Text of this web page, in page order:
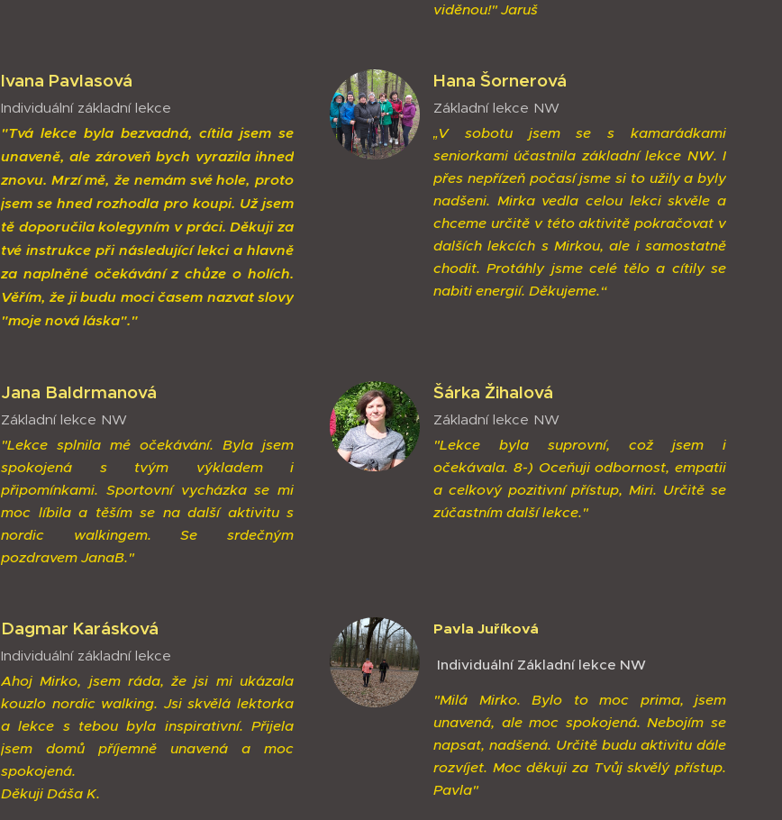
viděnou!" Jaruš
Ivana Pavlasová
Individuální základní lekce
"Tvá lekce byla bezvadná, cítila jsem se
unaveně, ale zároveň bych vyrazila ihned
znovu. Mrzí mě, že nemám své hole, proto
jsem se hned rozhodla pro koupi. Už jsem
tě doporučila kolegyním v práci. Děkuji za
tvé instrukce při následující lekci a hlavně
za naplněné očekávání z chůze o holích.
Věřím, že ji budu moci časem nazvat slovy
"moje nová láska"."
Hana Šornerová
Základní lekce NW
„V sobotu jsem se s kamarádkami
seniorkami účastnila základní lekce NW. I
přes nepřízeň počasí jsme si to užily a byly
nadšeni. Mirka vedla celou lekci skvěle a
chceme určitě v této aktivitě pokračovat v
dalších lekcích s Mirkou, ale i samostatně
chodit. Protáhly jsme celé tělo a cítily se
nabiti energií. Děkujeme.“
Jana Baldrmanová
Základní lekce NW
"Lekce splnila mé očekávání. Byla jsem
spokojená s tvým výkladem i
připomínkami. Sportovní vycházka se mi
moc líbila a těším se na další aktivitu s
nordic walkingem. Se srdečným
pozdravem JanaB."
Šárka Žihalová
Základní lekce NW
"Lekce byla suprovní, což jsem i
očekávala. 8-) Oceňuji odbornost, empatii
a celkový pozitivní přístup, Miri. Určitě se
zúčastním další lekce."
Dagmar Karásková
Individuální základní lekce
Ahoj Mirko, jsem ráda, že jsi mi ukázala
kouzlo nordic walking. Jsi skvělá lektorka
a lekce s tebou byla inspirativní. Přijela
jsem domů příjemně unavená a moc
spokojená.
Děkuji Dáša K.
Pavla Juříková
Individuální Základní lekce NW
"Milá Mirko. Bylo to moc prima, jsem
unavená, ale moc spokojená. Nebojím se
napsat, nadšená. Určitě budu aktivitu dále
rozvíjet. Moc děkuji za Tvůj skvělý přístup.
Pavla"